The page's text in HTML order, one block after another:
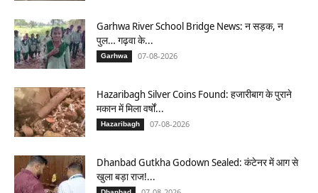
Garhwa River School Bridge News: न सड़क, न
पुल… गढ़वा के...
Garhwa 07-08-2026
Hazaribagh Silver Coins Found: हजारीबाग के पुराने
मकान में मिला वर्षों...
Hazaribagh 07-08-2026
Dhanbad Gutkha Godown Sealed: कंटेनर में आग से
खुला बड़ा राज!...